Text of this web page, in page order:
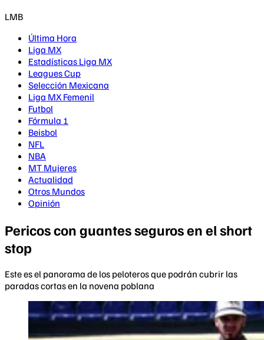
LMB
Última Hora
Liga MX
Estadísticas Liga MX
Leagues Cup
Selección Mexicana
Liga MX Femenil
Futbol
Fórmula 1
Beisbol
NFL
NBA
MT Mujeres
Actualidad
Otros Mundos
Opinión
Pericos con guantes seguros en el short
stop
Este es el panorama de los peloteros que podrán cubrir las
paradas cortas en la novena poblana